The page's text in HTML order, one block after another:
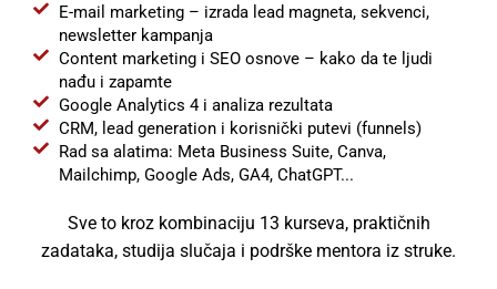
E-mail marketing – izrada lead magneta, sekvenci,
newsletter kampanja
Content marketing i SEO osnove – kako da te ljudi
nađu i zapamte
Google Analytics 4 i analiza rezultata
CRM, lead generation i korisnički putevi (funnels)
Rad sa alatima: Meta Business Suite, Canva,
Mailchimp, Google Ads, GA4, ChatGPT...
Sve to kroz kombinaciju 13 kurseva, praktičnih
zadataka, studija slučaja i podrške mentora iz struke.